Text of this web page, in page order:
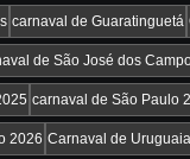
carnaval de Guaratinguetá
de São José dos
carnaval de São Paulo
2026 Carnaval de